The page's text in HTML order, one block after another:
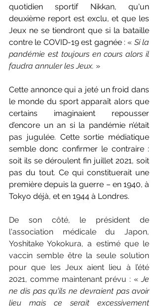
quotidien sportif Nikkan, qu'un
deuxième report est exclu, et que les
Jeux ne se tiendront que si la bataille
contre le COVID-19 est gagnée : « Si la
pandémie est toujours en cours alors il
faudra annuler les Jeux. »
Cette annonce qui a jeté un froid dans
le monde du sport apparaît alors que
certains imaginaient repousser
d’encore un an si la pandémie n’était
pas jugulée. Cette sortie médiatique
semble donc confirmer le contraire :
soit ils se déroulent fin juillet 2021, soit
pas du tout. Ce qui constituerait une
première depuis la guerre – en 1940, à
Tokyo déjà, et en 1944 à Londres.
De son côté, le président de
l'association médicale du Japon,
Yoshitake Yokokura, a estimé que le
vaccin semble être la seule solution
pour que les Jeux aient lieu à l’été
2021, comme maintenant prévu : « Je
ne dis pas qu'ils ne devraient pas avoir
lieu mais ce serait excessivement